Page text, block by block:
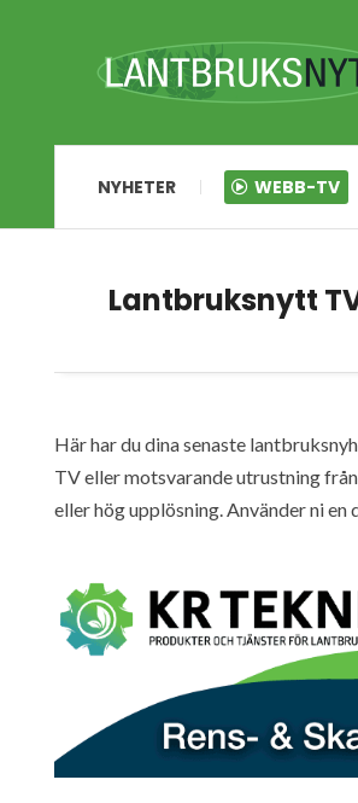
NYHETER WEBB-TV
Lantbruksnytt
Här har du dina senaste
TV eller motsvarande utrustning
eller hög upplösning. Använder ni